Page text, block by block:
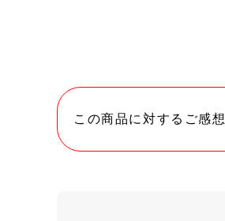
この商品に対するご感